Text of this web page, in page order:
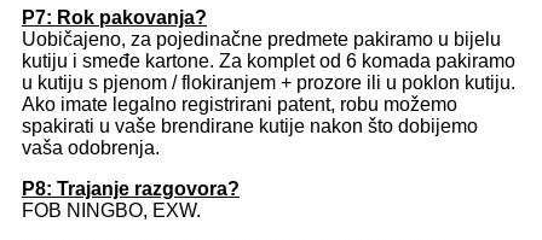
P7: Rok pakovanja?
Uobičajeno, za pojedinačne predmete pakiramo u bijelu
kutiju i smeđe kartone. Za komplet od 6 komada pakiramo
u kutiju s pjenom / flokiranjem + prozore ili u poklon kutiju.
Ako imate legalno registrirani patent, robu možemo
spakirati u vaše brendirane kutije nakon što dobijemo
vaša odobrenja.
P8: Trajanje razgovora?
FOB NINGBO, EXW.